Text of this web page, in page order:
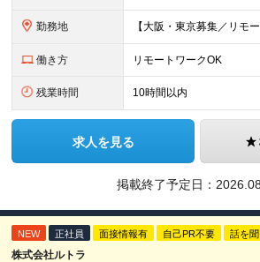
勤務地
働き方 リモートワークOK
残業時間 10時間以内
求人を見る
掲載終了予定日：
NEW 正社員 面接情報有 自己PR不要 話を
株式会社ルトラ